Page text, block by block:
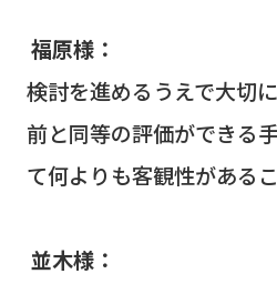
福原様：
検討を進めるうえで大切
前と同等の評価ができる
て何よりも客観性があるこ
並木様：